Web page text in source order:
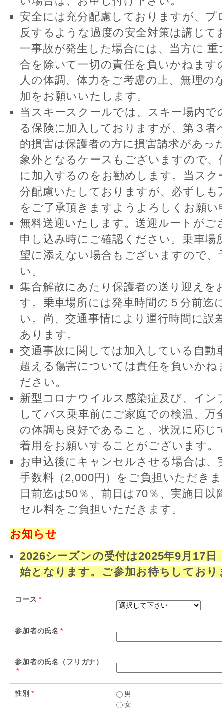
安全には充分配慮しておりますが、プ
反するような過度の安全対策は講じて
一事故が発生した場合には、当方に
合を除いて一切の責任を負いかねます
人の体調、体力をご考慮の上、無理の
加をお願いいたします。
当スキースクールでは、スキー場内
る保険に加入しておりますが、第３者
的損害は保護者の方に損害請求があっ
象外となるケースもございますので、
に加入するのをお勧めします。当ス
分配慮いたしておりますが、必ずし
をご了承頂きますようよろしくお願
無料送迎いたします。送迎ルートがご
申し込み時にご確認ください。乗車場
望に添えない場合もございますので
い。
集合解散にあたり保護者の送り迎えを
す。乗車場所には発車時間の５分前迄
い。尚、交通事情により運行時間に誤
あります。
交通事故に関しては加入している自動
超える傷害については責任を負いか
ださい。
新型コロナウイルス感染症及び、イ
してバス乗車前にご家庭での検温、万
の体調も良好であること、状況に応じ
着用をお願いすることがございます。
お申込後にキャンセルさせる場合は、
手数料（2,000円）をご負担いただき
日前迄は50％、前日は70％、実施日
セル料をご負担いただきます。
お知らせ
2026シーズンの受付は2025年9月17日
始となります。ご参加お待ちしており
コース *
参加者の氏名 *
参加者の氏名（フリガナ）
*
性別 *
男
女